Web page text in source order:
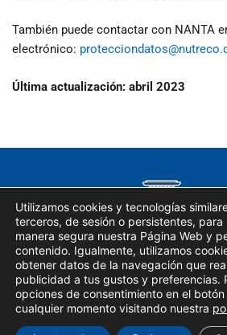
También puede contactar con NANTA
electrónico:
Última actualización: abril 2023
Copyright © 2023
Aviso Legal
Política de
Utilizamos cookies y tecnologías
terceros, de sesión o persistentes,
manera segura nuestra Página Web y
contenido. Igualmente, utilizamos
obtener datos de la navegación que
publicidad a tus gustos y preferencias.
opciones de consentimiento en el
cualquier momento visitando nuestra